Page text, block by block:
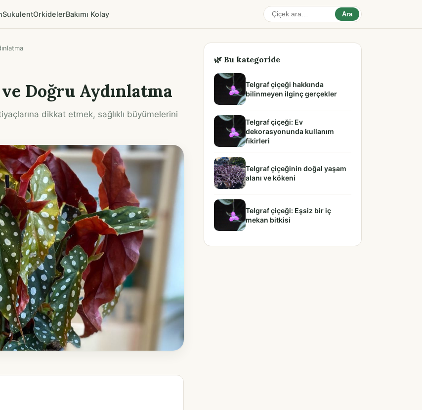
SukulentOrkidelerBakımı Kolay Ara
Doğru Aydınlatma
dikkat etmek, sağlıklı büyümelerini
🌿 Bu kategoride
Telgraf çiçeği hakkında
bilinmeyen ilginç gerçekler
Telgraf çiçeği: Ev
dekorasyonunda kullanım
fikirleri
Telgraf çiçeğinin doğal yaşam
alanı ve kökeni
Telgraf çiçeği: Eşsiz bir iç
mekan bitkisi